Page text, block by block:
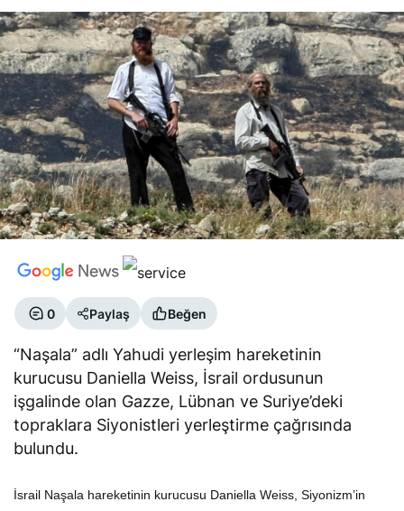
0 Paylaş Beğen
“Naşala” adlı Yahudi yerleşim hareketinin
kurucusu Daniella Weiss, İsrail ordusunun
işgalinde olan Gazze, Lübnan ve Suriye’deki
topraklara Siyonistleri yerleştirme çağrısında
bulundu.
İsrail Naşala hareketinin kurucusu Daniella Weiss, Siyonizm’in